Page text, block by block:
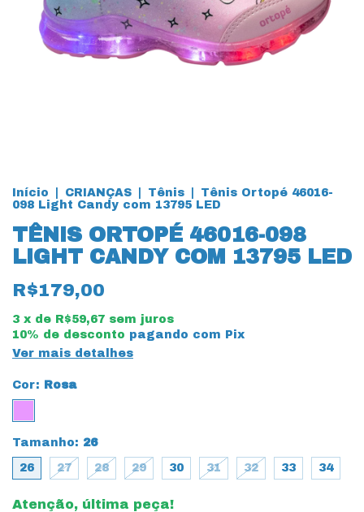
Início CRIANÇAS Tênis
Tênis Ortopé 46016-
098 Light Candy com 13795 LED
TÊNIS ORTOPÉ 46016-098
LIGHT CANDY COM 13795 LED
R$179,00
3 x de R$59,67 sem juros
10% de desconto pagando com Pix
Ver mais detalhes
Cor: Rosa
Tamanho: 26
26 27 28 29 30 31 32 33 34
Atenção, última peça!